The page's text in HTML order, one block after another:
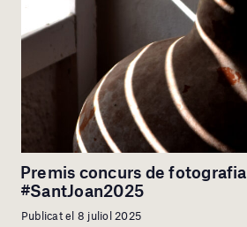
Premis concurs de fotografia
#SantJoan2025
Publicat el 8 juliol 2025